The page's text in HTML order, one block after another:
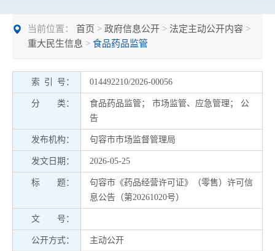
当前位置： 首页 > 政府信息公开 > 法定主动公开内容 >
重大民生信息 > 食品药品监管
索 引 号： 014492210/2026-00056
分 类： 食品药品监管 ； 市场监管、应急管理 ；
公
告
发布机构： 句容市市场监督管理局
发文日期： 2026-05-25
标 题：
句容市《药品经营许可证》（零售）许可信
息公告（第20261020号）
文 号：
公开方式： 主动公开